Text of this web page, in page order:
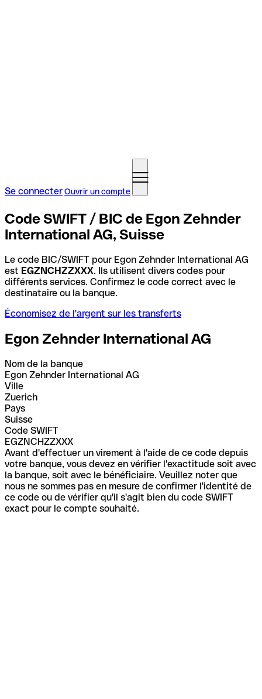
Se connecterOuvrir un compte
Code SWIFT / BIC de Egon Zehnder
International AG, Suisse
Le code BIC/SWIFT pour Egon Zehnder International AG
est EGZNCHZZXXX. Ils utilisent divers codes pour
différents services. Confirmez le code correct avec le
destinataire ou la banque.
Économisez de l'argent sur les transferts
Egon Zehnder International AG
Nom de la banque
Egon Zehnder International AG
Ville
Zuerich
Pays
Suisse
Code SWIFT
EGZNCHZZXXX
Avant d'effectuer un virement à l'aide de ce code depuis
votre banque, vous devez en vérifier l'exactitude soit avec
la banque, soit avec le bénéficiaire. Veuillez noter que
nous ne sommes pas en mesure de confirmer l'identité de
ce code ou de vérifier qu'il s'agit bien du code SWIFT
exact pour le compte souhaité.